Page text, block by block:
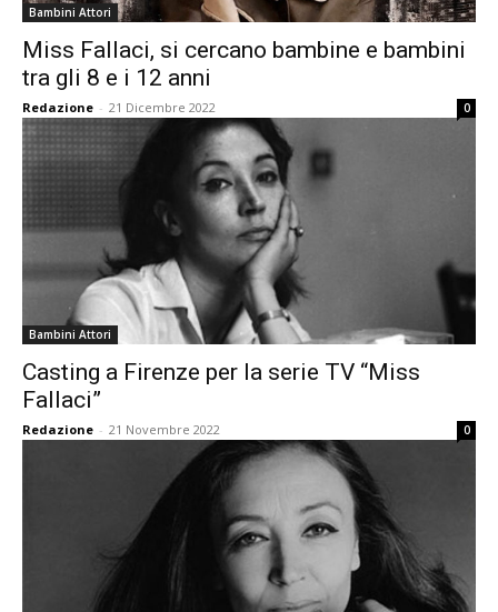
Bambini Attori
Miss Fallaci, si cercano bambine e bambini
tra gli 8 e i 12 anni
Redazione - 21 Dicembre 2022 0
Bambini Attori
Casting a Firenze per la serie TV “Miss
Fallaci”
Redazione - 21 Novembre 2022 0